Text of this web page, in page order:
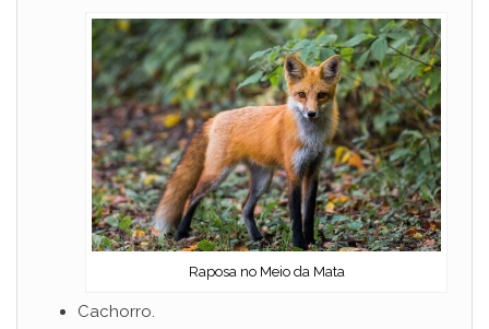
Raposa no Meio da Mata
Cachorro.